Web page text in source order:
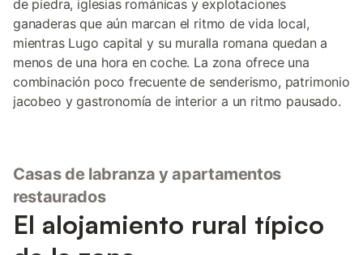
de piedra, iglesias románicas y explotaciones
ganaderas que aún marcan el ritmo de vida local,
mientras Lugo capital y su muralla romana quedan a
menos de una hora en coche. La zona ofrece una
combinación poco frecuente de senderismo, patrimonio
jacobeo y gastronomía de interior a un ritmo pausado.
Casas de labranza y apartamentos
restaurados
El alojamiento rural típico